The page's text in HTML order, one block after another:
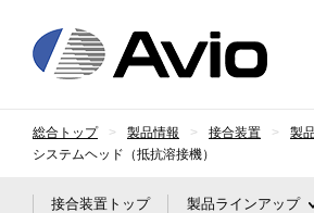
総合トップ 製品情報 接合装置 製
システムヘッド（抵抗溶接機）
接合装置トップ 製品ラインアップ